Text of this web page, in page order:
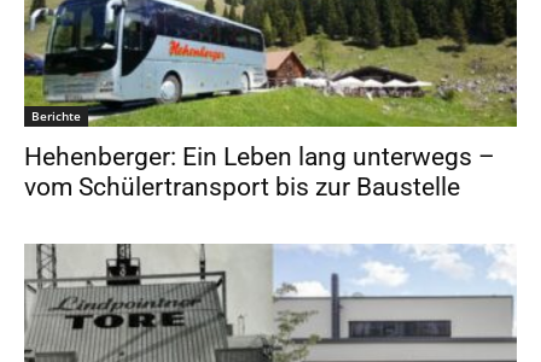
Berichte
Hehenberger: Ein Leben lang unterwegs –
vom Schülertransport bis zur Baustelle